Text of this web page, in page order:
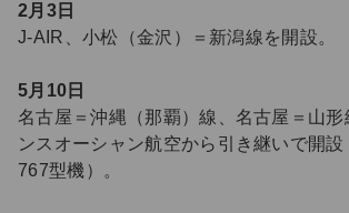
2月3日
J-AIR、小松（金沢）＝新潟線を開設。
5月10日
名古屋＝沖縄（那覇）線、名古屋＝山形
ンスオーシャン航空から引き継いで開
767型機）。